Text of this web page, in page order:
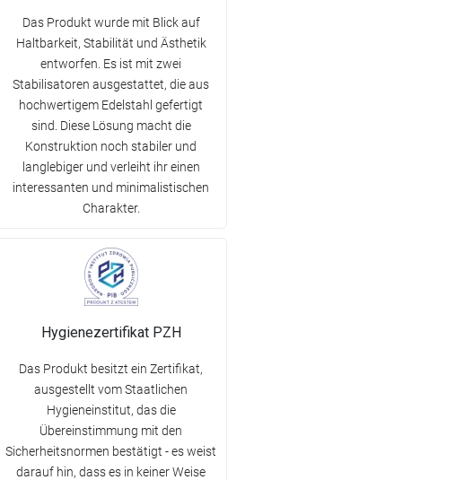
Das Produkt wurde mit Blick auf
Haltbarkeit, Stabilität und Ästhetik
entworfen. Es ist mit zwei
Stabilisatoren ausgestattet, die aus
hochwertigem Edelstahl gefertigt
sind. Diese Lösung macht die
Konstruktion noch stabiler und
langlebiger und verleiht ihr einen
interessanten und minimalistischen
Charakter.
Hygienezertifikat PZH
Das Produkt besitzt ein Zertifikat,
ausgestellt vom Staatlichen
Hygieneinstitut, das die
Übereinstimmung mit den
Sicherheitsnormen bestätigt - es weist
darauf hin, dass es in keiner Weise